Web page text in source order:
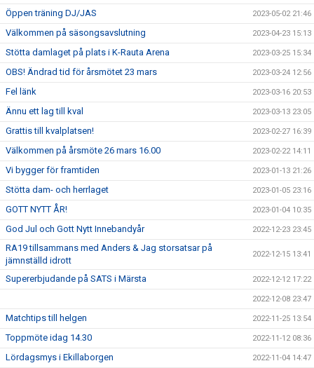
Öppen träning DJ/JAS 2023-05-02 21:46
Välkommen på säsongsavslutning 2023-04-23 15:13
Stötta damlaget på plats i K-Rauta Arena 2023-03-25 15:34
OBS! Ändrad tid för årsmötet 23 mars 2023-03-24 12:56
Fel länk 2023-03-16 20:53
Ännu ett lag till kval 2023-03-13 23:05
Grattis till kvalplatsen! 2023-02-27 16:39
Välkommen på årsmöte 26 mars 16.00 2023-02-22 14:11
Vi bygger för framtiden 2023-01-13 21:26
Stötta dam- och herrlaget 2023-01-05 23:16
GOTT NYTT ÅR! 2023-01-04 10:35
God Jul och Gott Nytt Innebandyår 2022-12-23 23:45
RA19 tillsammans med Anders & Jag storsatsar på
jämnställd idrott
2022-12-15 13:41
Supererbjudande på SATS i Märsta 2022-12-12 17:22
2022-12-08 23:47
Matchtips till helgen 2022-11-25 13:54
Toppmöte idag 14.30 2022-11-12 08:36
Lördagsmys i Ekillaborgen 2022-11-04 14:47